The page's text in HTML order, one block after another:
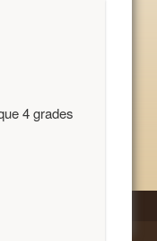
4 grades